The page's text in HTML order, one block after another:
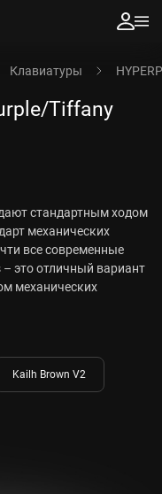
Клавиатуры
Tiffany
стандартным ходом
механических
все современные
это отличный вариант
механических
Kailh Brown V2